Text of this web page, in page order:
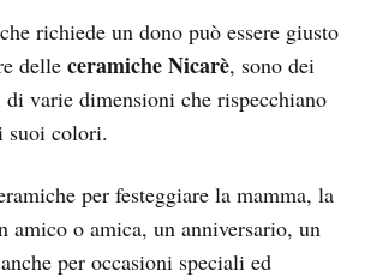
richiede un dono può essere giusto
delle ceramiche Nicarè, sono dei
varie dimensioni che rispecchiano
colori.
per festeggiare la mamma, la
amico o amica, un anniversario, un
per occasioni speciali ed